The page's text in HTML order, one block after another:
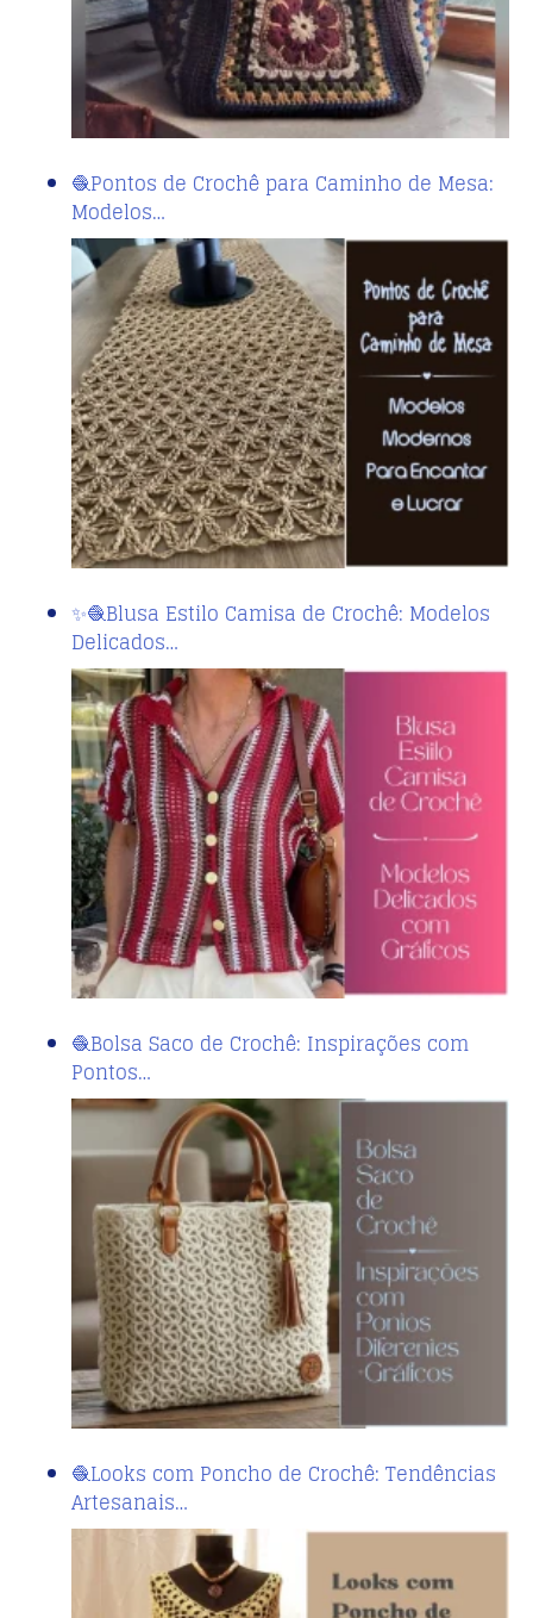
🧶Pontos de Crochê para Caminho de Mesa:
Modelos…
✨🧶Blusa Estilo Camisa de Crochê: Modelos
Delicados…
🧶Bolsa Saco de Crochê: Inspirações com
Pontos…
🧶Looks com Poncho de Crochê: Tendências
Artesanais…